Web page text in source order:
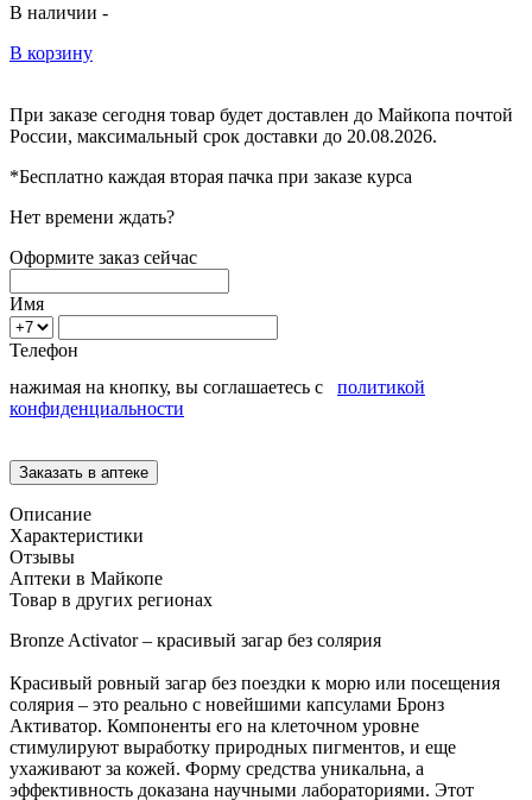
В наличии -
В корзину
При заказе сегодня товар будет доставлен до Майкопа почтой
России, максимальный срок доставки до 20.08.2026.
*Бесплатно каждая вторая пачка при заказе курса
Нет времени ждать?
Оформите заказ сейчас
Имя
Телефон
нажимая на кнопку, вы соглашаетесь с политикой
конфиденциальности
Описание
Характеристики
Отзывы
Аптеки в Майкопе
Товар в других регионах
Bronze Activator – красивый загар без солярия
Красивый ровный загар без поездки к морю или посещения
солярия – это реально с новейшими капсулами Бронз
Активатор. Компоненты его на клеточном уровне
стимулируют выработку природных пигментов, и еще
ухаживают за кожей. Форму средства уникальна, а
эффективность доказана научными лабораториями. Этот